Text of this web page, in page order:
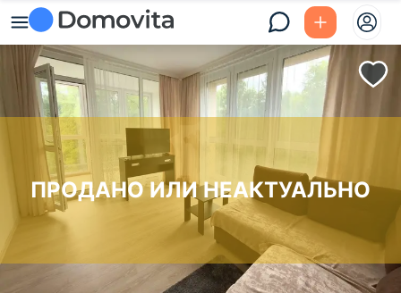
ПРОДАНО ИЛИ НЕАКТУАЛЬНО